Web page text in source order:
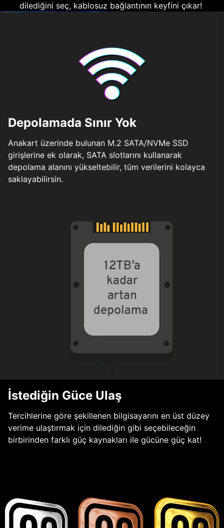
dilediğini seç, kablosuz bağlantının keyfini çıkar!
Depolamada Sınır Yok
Anakart üzerinde bulunan M.2 SATA/NVMe SSD
girişlerine ek olarak, SATA slotlarını kullanarak
depolama alanını yükseltebilir, tüm verilerini kolayca
saklayabilirsin.
İstediğin Güce Ulaş
Tercihlerine göre şekillenen bilgisayarını en üst düzey
verime ulaştırmak için dilediğin gibi seçebileceğin
birbirinden farklı güç kaynakları ile gücüne güç kat!